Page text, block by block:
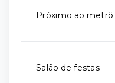
Próximo ao metrô
Salão de festas